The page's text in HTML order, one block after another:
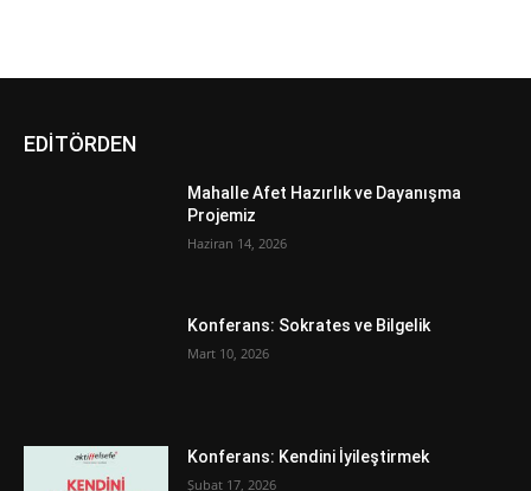
EDİTÖRDEN
Mahalle Afet Hazırlık ve Dayanışma
Projemiz
Haziran 14, 2026
Konferans: Sokrates ve Bilgelik
Mart 10, 2026
Konferans: Kendini İyileştirmek
Şubat 17, 2026